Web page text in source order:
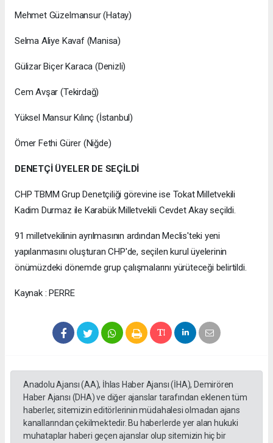
Mehmet Güzelmansur (Hatay)
Selma Aliye Kavaf (Manisa)
Gülizar Biçer Karaca (Denizli)
Cem Avşar (Tekirdağ)
Yüksel Mansur Kılınç (İstanbul)
Ömer Fethi Gürer (Niğde)
DENETÇİ ÜYELER DE SEÇİLDİ
CHP TBMM Grup Denetçiliği görevine ise Tokat Milletvekili
Kadim Durmaz ile Karabük Milletvekili Cevdet Akay seçildi.
91 milletvekilinin ayrılmasının ardından Meclis'teki yeni
yapılanmasını oluşturan CHP'de, seçilen kurul üyelerinin
önümüzdeki dönemde grup çalışmalarını yürüteceği belirtildi.
Kaynak : PERRE
Anadolu Ajansı (AA), İhlas Haber Ajansı (İHA), Demirören
Haber Ajansı (DHA) ve diğer ajanslar tarafından eklenen tüm
haberler, sitemizin editörlerinin müdahalesi olmadan ajans
kanallarından çekilmektedir. Bu haberlerde yer alan hukuki
muhataplar haberi geçen ajanslar olup sitemizin hiç bir